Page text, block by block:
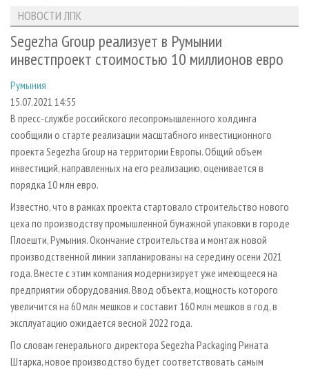
ЛЕСОЗАГОТОВКА
ЛЕСОПИЛЕНИЕ
СУШКА ДРЕВЕСИНЫ
ПРОИЗВОДСТВО ДРЕВЕСНЫХ ПЛИТ
ДЕРЕВЯННОЕ ДОМОСТРОЕНИЕ
ПРОИЗВОДСТВО МЕБЕЛИ
БИОЭНЕРГЕТИКА
ЦБП
ИНСТРУМЕНТ И МАТЕРИАЛЫ
НОВОСТИ ЛПК
НОВОСТИ ЖУРНАЛА
ПРОЕКТЫ ЛПИ
АНАЛИТИКА
ПРЕДПРИЯТИЯ ЛПК
ПЕРСОНЫ
МОБИЛЬНЫЕ ВЫСТАВКИ
ОФИЦИАЛЬНЫЕ ДЕЛЕГАЦИИ
ПРИОРИТЕТНЫЕ ИНВЕСТПРОЕКТЫ
RUSSIAN FORESTRY REVIEW
ГАЗЕТА ЛЕСПРОМФОРУМ
БИБЛИОТЕКА СПЕЦИАЛИСТА
АРХИВ
АРХИВ ЖУРНАЛОВ
О ЖУРНАЛЕ
КОНТАКТЫ
РЕКЛАМОДАТЕЛЯМ
РЕКЛАМА
РЕКЛАМА НА САЙТЕ
НОВОСТИ ЛПК
Segezha Group реализует в Румынии
инвестпроект стоимостью 10 миллионов евро
Румыния
15.07.2021 14:55
В пресс-службе российского лесопромышленного холдинга
сообщили о старте реализации масштабного инвестиционного
проекта Segezha Group на территории Европы. Общий объем
инвестиций, направленных на его реализацию, оценивается в
порядка 10 млн евро.
Известно, что в рамках проекта стартовало строительство нового
цеха по производству промышленной бумажной упаковки в городе
Плоешти, Румыния. Окончание строительства и монтаж новой
производственной линии запланированы на середину осени 2021
года. Вместе с этим компания модернизирует уже имеющееся на
предприятии оборудования. Ввод объекта, мощность которого
увеличится на 60 млн мешков и составит 160 млн мешков в год, в
эксплуатацию ожидается весной 2022 года.
По словам генерального директора Segezha Packaging Рината
Штарка, новое производство будет соответствовать самым